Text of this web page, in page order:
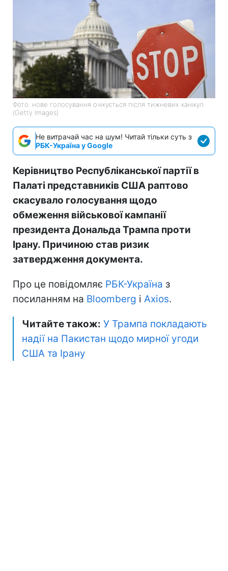
Фото: нове голосування очікується після тижневих канікул
(Getty Images)
Не витрачай час на шум! Читай тільки суть з
РБК-Україна у Google
Керівництво Республіканської партії в
Палаті представників США раптово
скасувало голосування щодо
обмеження військової кампанії
президента Дональда Трампа проти
Ірану. Причиною став ризик
затвердження документа.
Про це повідомляє РБК-Україна з
посиланням на Bloomberg і Axios.
Читайте також: У Трампа покладають
надії на Пакистан щодо мирної угоди
США та Ірану